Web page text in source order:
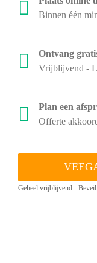
Binnen één
Ontvang
Vrijblijvend -
Plan een
Offerte
Geheel vrijblijvend -